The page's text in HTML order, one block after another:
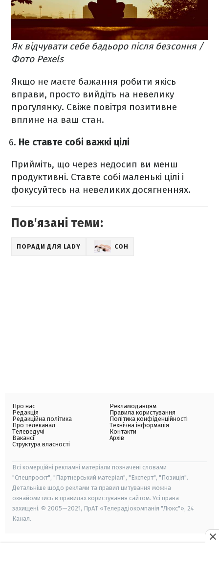
Як відчувати себе бадьоро після безсоння /
Фото Pexels
Якщо не маєте бажання робити якісь
вправи, просто вийдіть на невелику
прогулянку. Свіже повітря позитивне
вплине на ваш стан.
Не ставте собі важкі цілі
Прийміть, що через недосип ви менш
продуктивні. Ставте собі маленькі цілі і
фокусуйтесь на невеликих досягненнях.
Пов'язані теми:
ПОРАДИ ДЛЯ LADY СОН
Про нас
Редакція
Редакційна політика
Про телеканал
Телеведучі
Вакансії
Структура власності
Рекламодавцям
Правила користування
Політика конфіденційності
Технічна інформація
Контакти
Архів
Всі комерційні рекламні матеріали позначені словами
"Спецпроєкт", "Партнерський матеріал", "Експерт", "Позиція".
Детальніше щодо реклами та правил цитування можна
ознайомитись в правилах користування сайтом. Усі права
захищені. © 2005—2021, ПрАТ «Телерадіокомпанія "Люкс"», 24
Канал.